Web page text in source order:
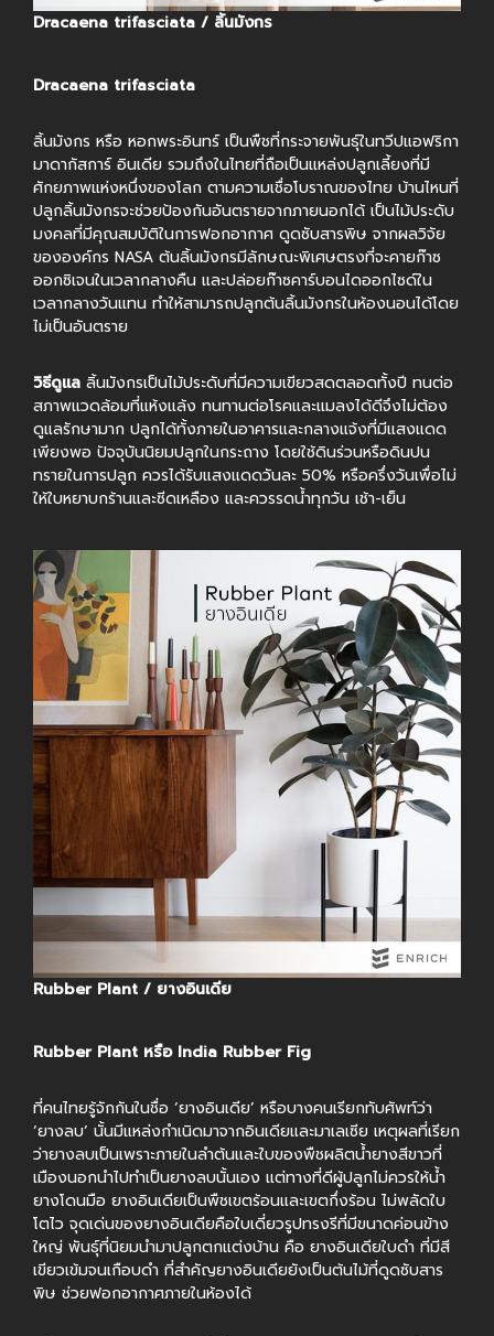
Dracaena trifasciata / ลิ้นมังกร
Dracaena trifasciata
ลิ้นมังกร หรือ หอกพระอินทร์ เป็นพืชที่กระจายพันธุ์ในทวีปแอฟริกา
มาดากัสการ์ อินเดีย รวมถึงในไทยที่ถือเป็นแหล่งปลูกเลี้ยงที่มี
ศักยภาพแห่งหนึ่งของโลก ตามความเชื่อโบราณของไทย บ้านไหนที่
ปลูกลิ้นมังกรจะช่วยป้องกันอันตรายจากภายนอกได้ เป็นไม้ประดับ
มงคลที่มีคุณสมบัติในการฟอกอากาศ ดูดซับสารพิษ จากผลวิจัย
ขององค์กร NASA ต้นลิ้นมังกรมีลักษณะพิเศษตรงที่จะคายก๊าซ
ออกซิเจนในเวลากลางคืน และปล่อยก๊าซคาร์บอนไดออกไซด์ใน
เวลากลางวันแทน ทำให้สามารถปลูกต้นลิ้นมังกรในห้องนอนได้โดย
ไม่เป็นอันตราย
วิธีดูแล ลิ้นมังกรเป็นไม้ประดับที่มีความเขียวสดตลอดทั้งปี ทนต่อ
สภาพแวดล้อมที่แห้งแล้ง ทนทานต่อโรคและแมลงได้ดีจึงไม่ต้อง
ดูแลรักษามาก ปลูกได้ทั้งภายในอาคารและกลางแจ้งที่มีแสงแดด
เพียงพอ ปัจจุบันนิยมปลูกในกระถาง โดยใช้ดินร่วนหรือดินปน
ทรายในการปลูก ควรได้รับแสงแดดวันละ 50% หรือครึ่งวันเพื่อไม่
ให้ใบหยาบกร้านและซีดเหลือง และควรรดน้ำทุกวัน เช้า-เย็น
Rubber Plant / ยางอินเดีย
Rubber Plant หรือ India Rubber Fig
ที่คนไทยรู้จักกันในชื่อ ‘ยางอินเดีย’ หรือบางคนเรียกทับศัพท์ว่า
‘ยางลบ’ นั้นมีแหล่งกำเนิดมาจากอินเดียและมาเลเซีย เหตุผลที่เรียก
ว่ายางลบเป็นเพราะภายในลำต้นและใบของพืชผลิตน้ำยางสีขาวที่
เมืองนอกนำไปทำเป็นยางลบนั้นเอง แต่ทางที่ดีผู้ปลูกไม่ควรให้น้ำ
ยางโดนมือ ยางอินเดียเป็นพืชเขตร้อนและเขตกึ่งร้อน ไม่พลัดใบ
โตไว จุดเด่นของยางอินเดียคือใบเดี่ยวรูปทรงรีที่มีขนาดค่อนข้าง
ใหญ่ พันธุ์ที่นิยมนำมาปลูกตกแต่งบ้าน คือ ยางอินเดียใบดำ ที่มีสี
เขียวเข้มจนเกือบดำ ที่สำคัญยางอินเดียยังเป็นต้นไม้ที่ดูดซับสาร
พิษ ช่วยฟอกอากาศภายในห้องได้